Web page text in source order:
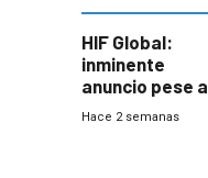
HIF Global:
inminente
anuncio pese a
declaración de
Hace 2 semanas